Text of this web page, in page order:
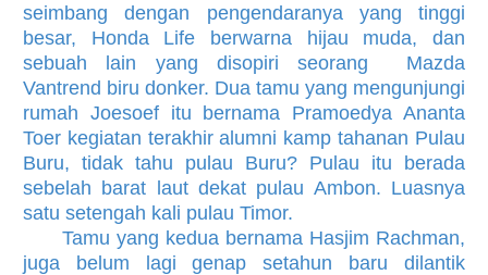
seimbang dengan pengendaranya yang tinggi
besar, Honda Life berwarna hijau muda, dan
sebuah lain yang disopiri seorang Mazda
Vantrend biru donker. Dua tamu yang mengunjungi
rumah Joesoef itu bernama Pramoedya Ananta
Toer kegiatan terakhir alumni kamp tahanan Pulau
Buru, tidak tahu pulau Buru? Pulau itu berada
sebelah barat laut dekat pulau Ambon. Luasnya
satu setengah kali pulau Timor.
Tamu yang kedua bernama Hasjim Rachman,
juga belum lagi genap setahun baru dilantik